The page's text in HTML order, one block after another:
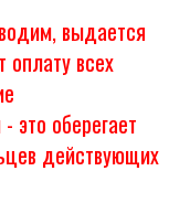
выдается
оплату всех
это оберегает
действующих